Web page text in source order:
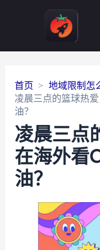
首页
地域限制怎
凌晨三点的篮球热
油？
凌晨三点
在海外看
油？